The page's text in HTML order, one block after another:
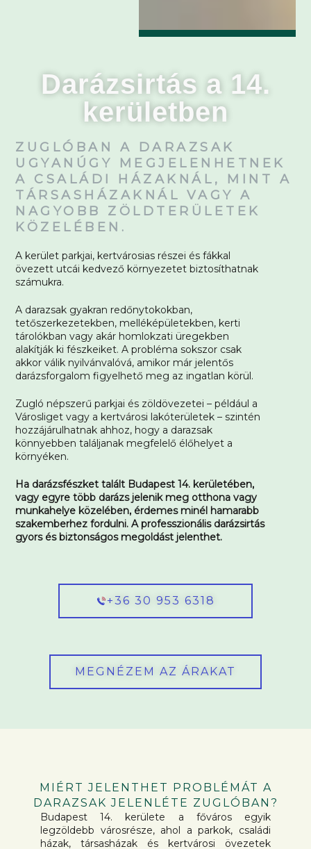
Darázsirtás a 14.
kerületben
ZUGLÓBAN A DARAZSAK
UGYANÚGY MEGJELENHETNEK
A CSALÁDI HÁZAKNÁL, MINT A
TÁRSASHÁZAKNÁL VAGY A
NAGYOBB ZÖLDTERÜLETEK
KÖZELÉBEN.
A kerület parkjai, kertvárosias részei és fákkal
övezett utcái kedvező környezetet biztosíthatnak
számukra.
A darazsak gyakran redőnytokokban,
tetőszerkezetekben, melléképületekben, kerti
tárolókban vagy akár homlokzati üregekben
alakítják ki fészkeiket. A probléma sokszor csak
akkor válik nyilvánvalóvá, amikor már jelentős
darázsforgalom figyelhető meg az ingatlan körül.
Zugló népszerű parkjai és zöldövezetei – például a
Városliget vagy a kertvárosi lakóterületek – szintén
hozzájárulhatnak ahhoz, hogy a darazsak
könnyebben találjanak megfelelő élőhelyet a
környéken.
Ha darázsfészket talált Budapest 14. kerületében,
vagy egyre több darázs jelenik meg otthona vagy
munkahelye közelében, érdemes minél hamarabb
szakemberhez fordulni. A professzionális darázsirtás
gyors és biztonságos megoldást jelenthet.
+36 30 953 6318
MEGNÉZEM AZ ÁRAKAT
MIÉRT JELENTHET PROBLÉMÁT A
DARAZSAK JELENLÉTE ZUGLÓBAN?
Budapest 14. kerülete a főváros egyik
legzöldebb városrésze, ahol a parkok, családi
házak, társasházak és kertvárosi övezetek